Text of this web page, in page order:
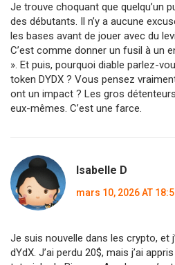
Je trouve choquant que quelqu’un
des débutants. Il n’y a aucune
les bases avant de jouer avec du
C’est comme donner un fusil à un
». Et puis, pourquoi diable parlez-
token DYDX ? Vous pensez
ont un impact ? Les gros
eux-mêmes. C’est une farce.
Isabelle D
mars 10, 2026 AT
Je suis nouvelle dans les crypto, et
dYdX. J’ai perdu 20$, mais j’ai